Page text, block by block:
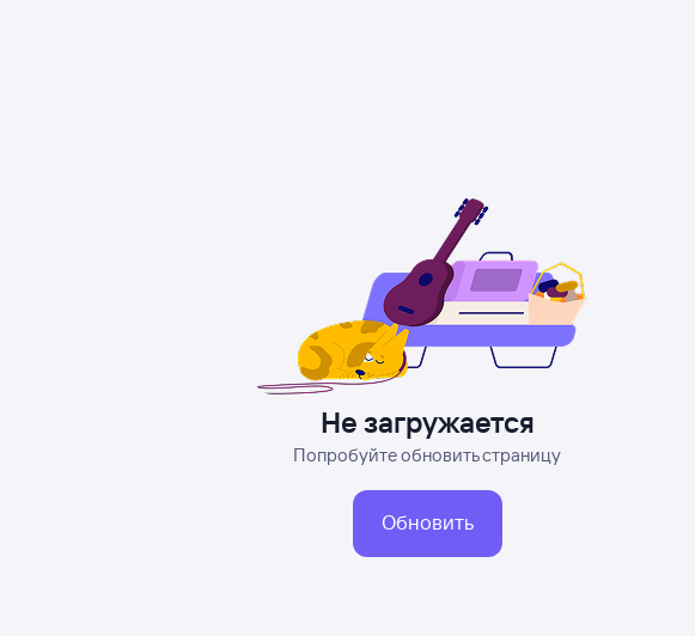
Не загружается
Попробуйте обновить страницу
Обновить